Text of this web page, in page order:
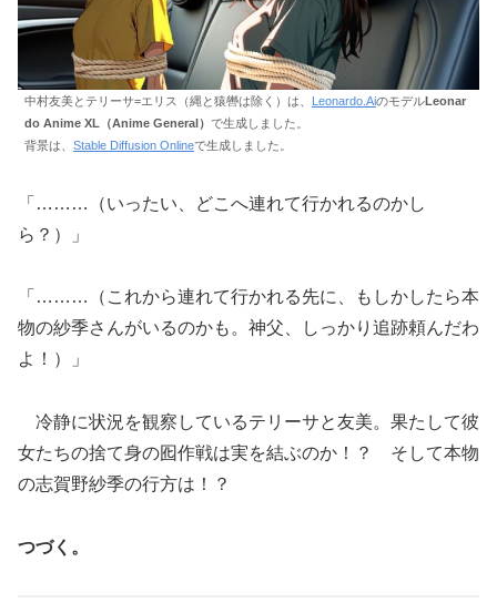
中村友美とテリーサ=エリス（縄と猿轡は除く）は、 Leonardo.AiのモデルLeonar
do Anime XL（Anime General） で生成しました。
背景は、 Stable Diffusion Onlineで生成しました。
「………（いったい、どこへ連れて行かれるのかし
ら？）」
「………（これから連れて行かれる先に、もしかしたら本
物の紗季さんがいるのかも。神父、しっかり追跡頼んだわ
よ！）」
冷静に状況を観察しているテリーサと友美。果たして彼
女たちの捨て身の囮作戦は実を結ぶのか！？ そして本物
の志賀野紗季の行方は！？
つづく。